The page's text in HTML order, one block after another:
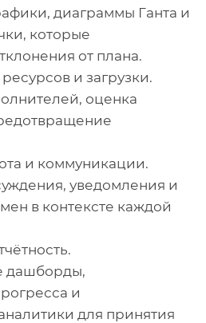
диаграммы Ганта и
которые
от плана.
и загрузки.
оценка
и коммуникации.
уведомления и
в контексте каждой
дашборды,
и
для принятия